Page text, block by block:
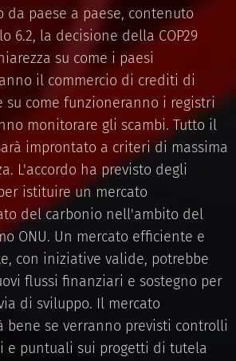
da paese a paese, contenuto
6.2, la decisione della COP29
su come i paesi
il commercio di crediti di
su come funzioneranno i registri
monitorare gli scambi. Tutto il
improntato a criteri di massima
L'accordo ha previsto degli
istituire un mercato
del carbonio nell'ambito del
ONU. Un mercato efficiente e
con iniziative valide, potrebbe
flussi finanziari e sostegno per
di sviluppo. Il mercato
bene se verranno previsti controlli
e puntuali sui progetti di tutela